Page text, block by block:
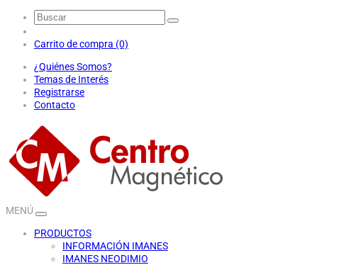
Carrito de compra (0)
¿Quiénes Somos?
Temas de Interés
Registrarse
Contacto
MENÚ
PRODUCTOS
INFORMACIÓN IMANES
IMANES NEODIMIO